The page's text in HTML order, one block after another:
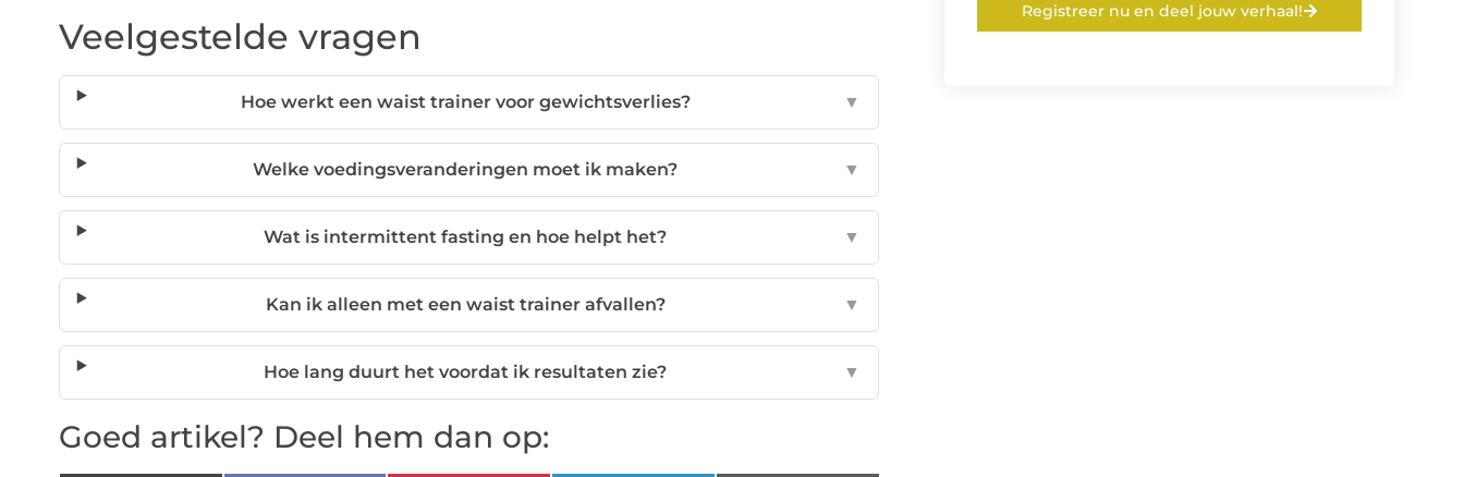
Veelgestelde vragen
Hoe werkt een waist trainer voor gewichtsverlies? ▼
Welke voedingsveranderingen moet ik maken? ▼
Wat is intermittent fasting en hoe helpt het? ▼
Kan ik alleen met een waist trainer afvallen? ▼
Hoe lang duurt het voordat ik resultaten zie? ▼
Goed artikel? Deel hem dan op:
Registreer nu en deel jouw verhaal!